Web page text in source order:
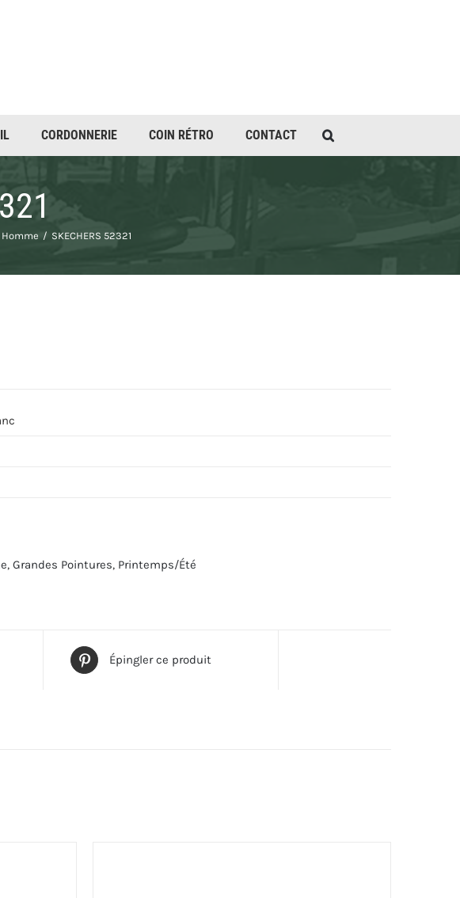
CORDONNERIE COIN RÉTRO CONTACT
SKECHERS 52321
, Grandes Pointures, Printemps/Été
Épingler ce produit